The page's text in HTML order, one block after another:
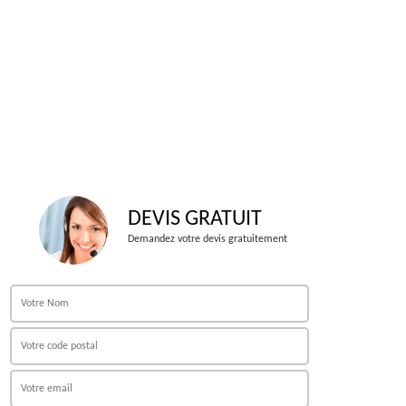
DEVIS GRATUIT
Demandez votre devis gratuitement